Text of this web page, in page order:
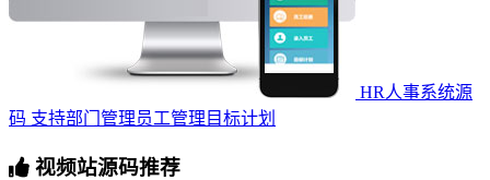
HR人事系统源
码 支持部门管理员工管理目标计划
视频站源码推荐